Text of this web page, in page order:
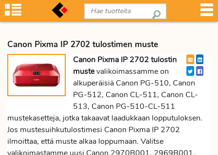
Canon Pixma IP 2702 tulostimen muste
Canon Pixma IP 2702 tulostin
mustevalikoimassamme on
alkuperäisiä Canon PG-510, Canon
PG-512, Canon CL-511, Canon CL-
513, Canon PG-510-CL-511
mustekasetteja, jotka takaavat laadukkaan lopputuloksen.
Jos mustesuihkutulostimesi Canon Pixma IP 2702
ilmoittaa, että muste alkaa loppumaan. Valitse